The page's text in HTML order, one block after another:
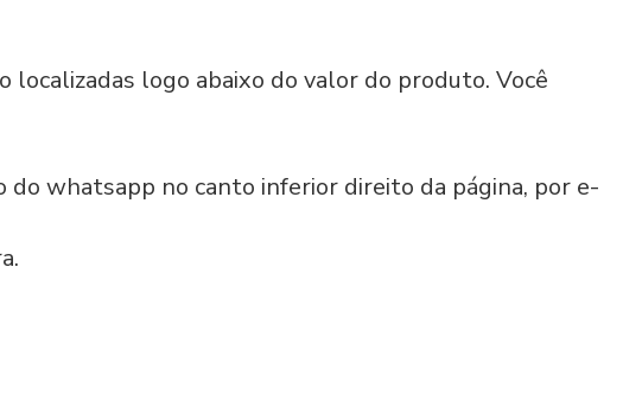
logo abaixo do valor do produto. Você
do whatsapp no canto inferior direito da página, por e-